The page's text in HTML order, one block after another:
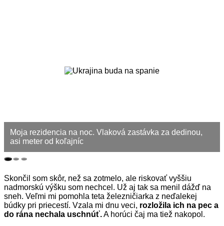
Moja rezidencia na noc. Vlaková zastávka za dedinou,
asi meter od koľajníc
Skončil som skôr, než sa zotmelo, ale riskovať vyššiu
nadmorskú výšku som nechcel. Už aj tak sa menil dážď na
sneh. Veľmi mi pomohla teta železničiarka z neďalekej
búdky pri priecestí. Vzala mi dnu veci, rozložila ich na pec a
do rána nechala uschnúť.A horúci čaj ma tiež nakopol.